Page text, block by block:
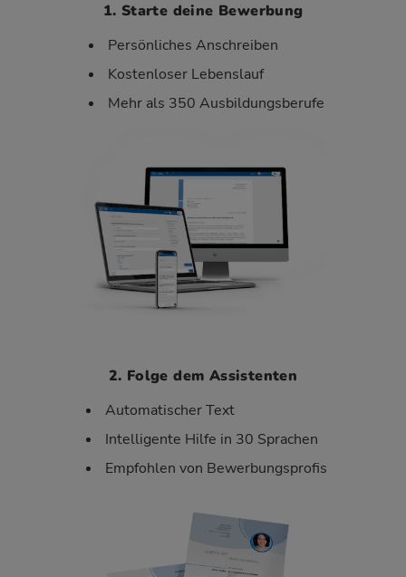
1. Starte deine Bewerbung
Persönliches Anschreiben
Kostenloser Lebenslauf
Mehr als 350 Ausbildungsberufe
2. Folge dem Assistenten
Automatischer Text
Intelligente Hilfe in 30 Sprachen
Empfohlen von Bewerbungsprofis